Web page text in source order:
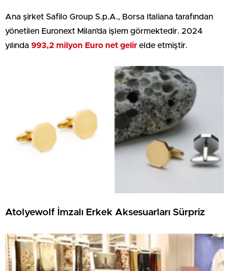
Ana şirket Safilo Group S.p.A., Borsa Italiana tarafından
yönetilen Euronext Milan’da işlem görmektedir. 2024
yılında 993,2 milyon Euro net gelir elde etmiştir.
Atolyewolf İmzalı Erkek Aksesuarları Sürpriz